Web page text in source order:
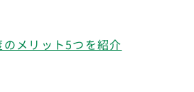
メリット5つを紹介